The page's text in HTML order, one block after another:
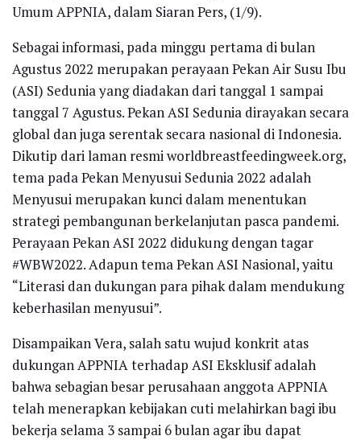
Umum APPNIA, dalam Siaran Pers, (1/9).
Sebagai informasi, pada minggu pertama di bulan
Agustus 2022 merupakan perayaan Pekan Air Susu Ibu
(ASI) Sedunia yang diadakan dari tanggal 1 sampai
tanggal 7 Agustus. Pekan ASI Sedunia dirayakan secara
global dan juga serentak secara nasional di Indonesia.
Dikutip dari laman resmi worldbreastfeedingweek.org,
tema pada Pekan Menyusui Sedunia 2022 adalah
Menyusui merupakan kunci dalam menentukan
strategi pembangunan berkelanjutan pasca pandemi.
Perayaan Pekan ASI 2022 didukung dengan tagar
#WBW2022. Adapun tema Pekan ASI Nasional, yaitu
“Literasi dan dukungan para pihak dalam mendukung
keberhasilan menyusui”.
Disampaikan Vera, salah satu wujud konkrit atas
dukungan APPNIA terhadap ASI Eksklusif adalah
bahwa sebagian besar perusahaan anggota APPNIA
telah menerapkan kebijakan cuti melahirkan bagi ibu
bekerja selama 3 sampai 6 bulan agar ibu dapat